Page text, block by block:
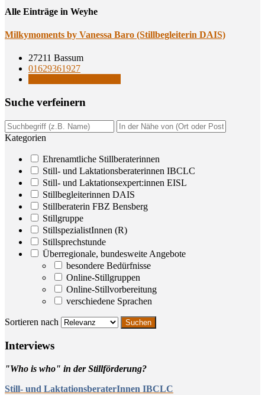
Alle Einträge in Weyhe
Mil­ky­mo­ments by Vanes­sa Baro (Still­be­glei­te­rin DAIS)
27211 Bassum
01629361927
Suche ver­fei­nern
Kategorien
Ehrenamtliche Stillberaterinnen
Still- und Laktationsberaterinnen IBCLC
Still- und Laktationsexpert:innen EISL
Stillbegleiterinnen DAIS
Stillberaterin FBZ Bensberg
Stillgruppe
StillspezialistInnen (R)
Stillsprechstunde
Überregionale, bundesweite Angebote
besondere Bedürfnisse
Online-Stillgruppen
Online-Stillvorbereitung
verschiedene Sprachen
Sortieren nach
Inter­views
"Who is who" in der Stillförderung?
Still- und LaktationsberaterInnen IBCLC